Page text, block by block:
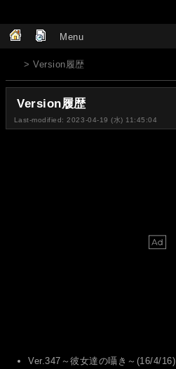
Menu
> Version履歴
Version履歴
Last-modified: 2023-04-19 (水) 11:45:04
Ver.347～彼女達の囁き～(16/4/16)